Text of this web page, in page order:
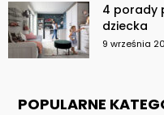
4 porady
dziecka
9 września
POPULARNE